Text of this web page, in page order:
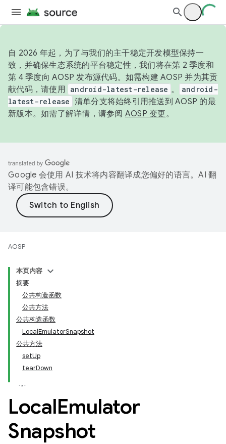
自 2026 年起，为了与我们的主干稳定开发模型保持一
致，并确保生态系统的平台稳定性，我们将在第 2 季度和
第 4 季度向 AOSP 发布源代码。如需构建 AOSP 并为其贡
献代码，请使用 android-latest-release 。
android-
latest-release 清单分支将始终引用推送到 AOSP 的最
新版本。如需了解详情，请参阅 AOSP 变更。
Google 会使用 AI 技术将内容翻译成您偏好的语言。AI 翻
译可能包含错误。
AOSP
本页内容
摘要
公共构造函数
公共方法
公共构造函数
LocalEmulatorSnapshot
公共方法
setUp
tearDown
LocalEmulator
Snapshot